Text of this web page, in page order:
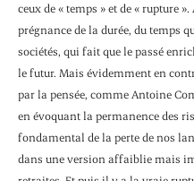
ceux de « temps » et de « rupture
prégnance de la durée, du temps
sociétés, qui fait que le passé
le futur. Mais évidemment en
par la pensée, comme Antoine
en évoquant la permanence des
fondamental de la perte de nos
dans une version affaiblie mais